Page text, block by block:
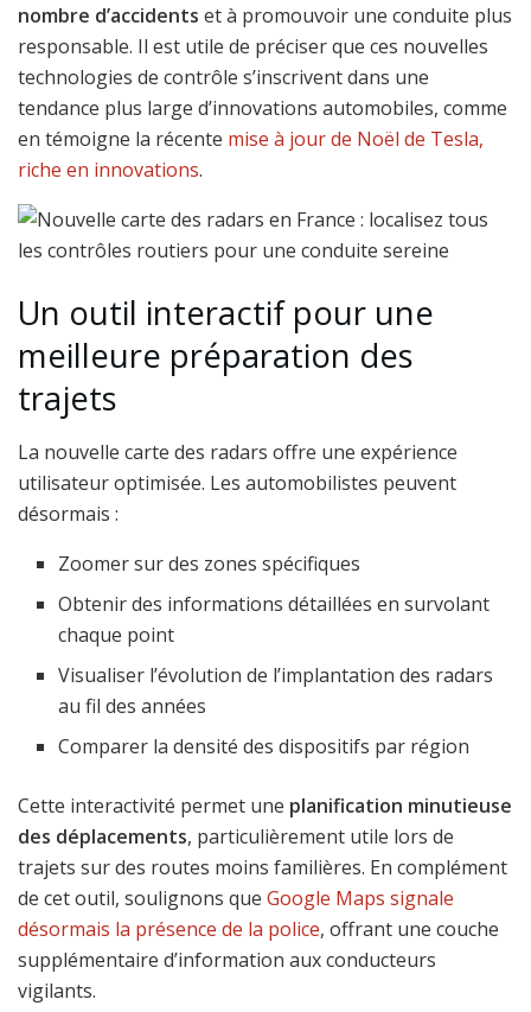
nombre d’accidents et à promouvoir une conduite plus
responsable. Il est utile de préciser que ces nouvelles
technologies de contrôle s’inscrivent dans une
tendance plus large d’innovations automobiles, comme
en témoigne la récente mise à jour de Noël de Tesla,
riche en innovations.
Un outil interactif pour une
meilleure préparation des
trajets
La nouvelle carte des radars offre une expérience
utilisateur optimisée. Les automobilistes peuvent
désormais :
Zoomer sur des zones spécifiques
Obtenir des informations détaillées en survolant
chaque point
Visualiser l’évolution de l’implantation des radars
au fil des années
Comparer la densité des dispositifs par région
Cette interactivité permet une planification minutieuse
des déplacements, particulièrement utile lors de
trajets sur des routes moins familières. En complément
de cet outil, soulignons que Google Maps signale
désormais la présence de la police, offrant une couche
supplémentaire d’information aux conducteurs
vigilants.